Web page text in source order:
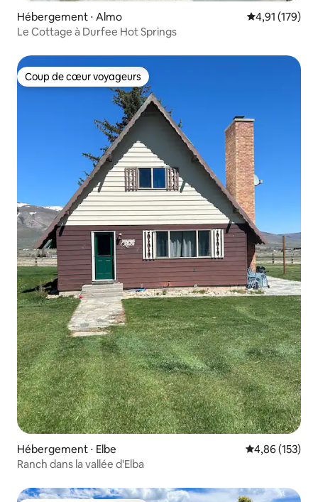
Hébergement ⋅ Almo Évaluation
4,91 (179)
Le Cottage à Durfee Hot Springs
Coup de cœur voyageurs
Coup de cœur voyageurs
Hébergement ⋅ Elbe Évaluation
4,86 (153)
Ranch dans la vallée d'Elba